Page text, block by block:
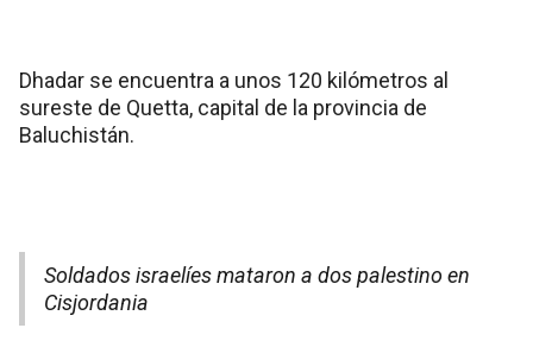
Dhadar se encuentra a unos 120 kilómetros al
sureste de Quetta, capital de la provincia de
Baluchistán.
Soldados israelíes mataron a dos palestino en
Cisjordania